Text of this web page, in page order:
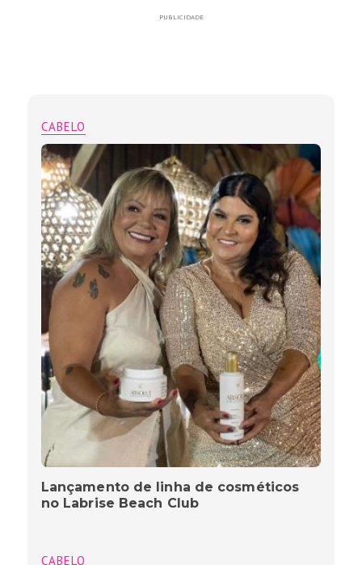
PUBLICIDADE
CABELO
Lançamento de linha de cosméticos
no Labrise Beach Club
CABELO